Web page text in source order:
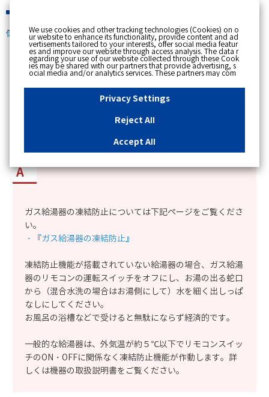
個人のお客さま
[ トップへ戻る ]
カテゴリー表示
更新日時 : 2021/01/22 13:43
ガス給湯器の凍結防止については下記ページをご覧くださ
い。
・『ガス給湯器の凍結防止』
凍結防止機能が搭載されていない給湯器の場合、ガス給湯
器のリモコンの運転スイッチをオフにし、お湯の出る蛇口
から（混合水洗の場合はお湯側にして）水を細く出しっぱ
なしにしてください。
お風呂の浴槽などで受けると無駄にならず経済的です。
一般的な給湯器は、外気温が約５℃以下でリモコンスイッ
チのON・OFFに関係なく凍結防止機能が作動します。詳
しくは機器の取扱説明書をご覧ください。
We use cookies and other tracking technologies (Cookies) on o
ur website to enhance its functionality, provide content and ad
vertisements tailored to your interests, offer social media featur
es and improve our website through access analysis. The data r
egarding your use of our website collected through these Cook
ies may be shared with our partners that provide advertising, s
ocial media and/or analytics services. These partners may com
bine the data shared by us with other data that you have provi
ded to them or that they have collected from your use of their s
ervices or other websites to analyse and optimise advertisemen
ts delivered to you by businesses other than us on the internet.
essary Cookies, please click "Reject All". If you agree to the use
of all Cookies, please click "Accept All". To select your preferen
u can change your consent or rejection settings at any time by c
"Privacy Settings"button on this banner or through y
our browser's "Settings". For more information regarding the pr
site, please refer to the link below.Cookies DetailsPrivacy Polic
y
Privacy Settings
Reject All
Accept All